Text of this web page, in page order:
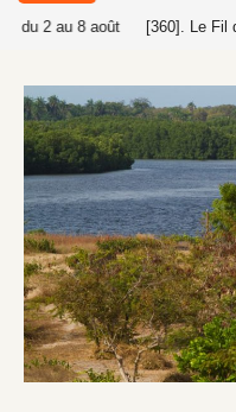
[360]. Le Fil de la semaine –